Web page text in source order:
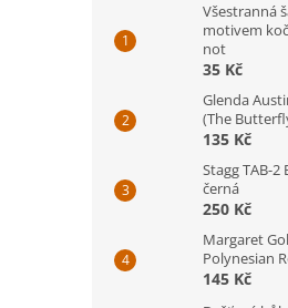
Všestranná
motivem
not
35 Kč
Glenda
(The
135 Kč
Stagg TAB-
černá
250 Kč
Margaret
Polynesian
145 Kč